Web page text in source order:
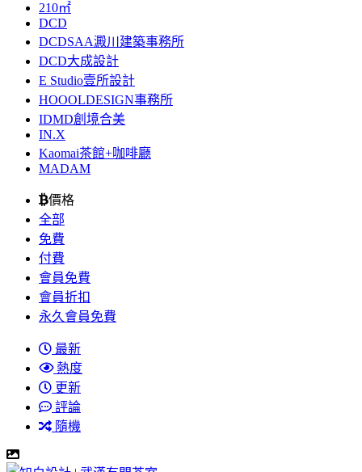
210㎡
DCD
DCDSAA澱川建築事務所
DCD大成設計
E Studio壹所設計
HOOOLDESIGN事務所
IDMD創境合美
IN.X
Kaomai茶館+咖啡廳
MADAM
價格
全部
免費
付費
會員免費
會員折扣
永久會員免費
最新
熱度
更新
評論
隨機